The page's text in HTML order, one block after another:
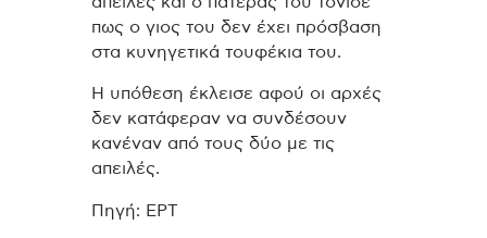
πως ο γιος του δεν έχει πρόσβαση
στα κυνηγετικά τουφέκια του.
Η υπόθεση έκλεισε αφού οι αρχές
δεν κατάφεραν να συνδέσουν
κανέναν από τους δύο με τις
απειλές.
Πηγή: ΕΡΤ